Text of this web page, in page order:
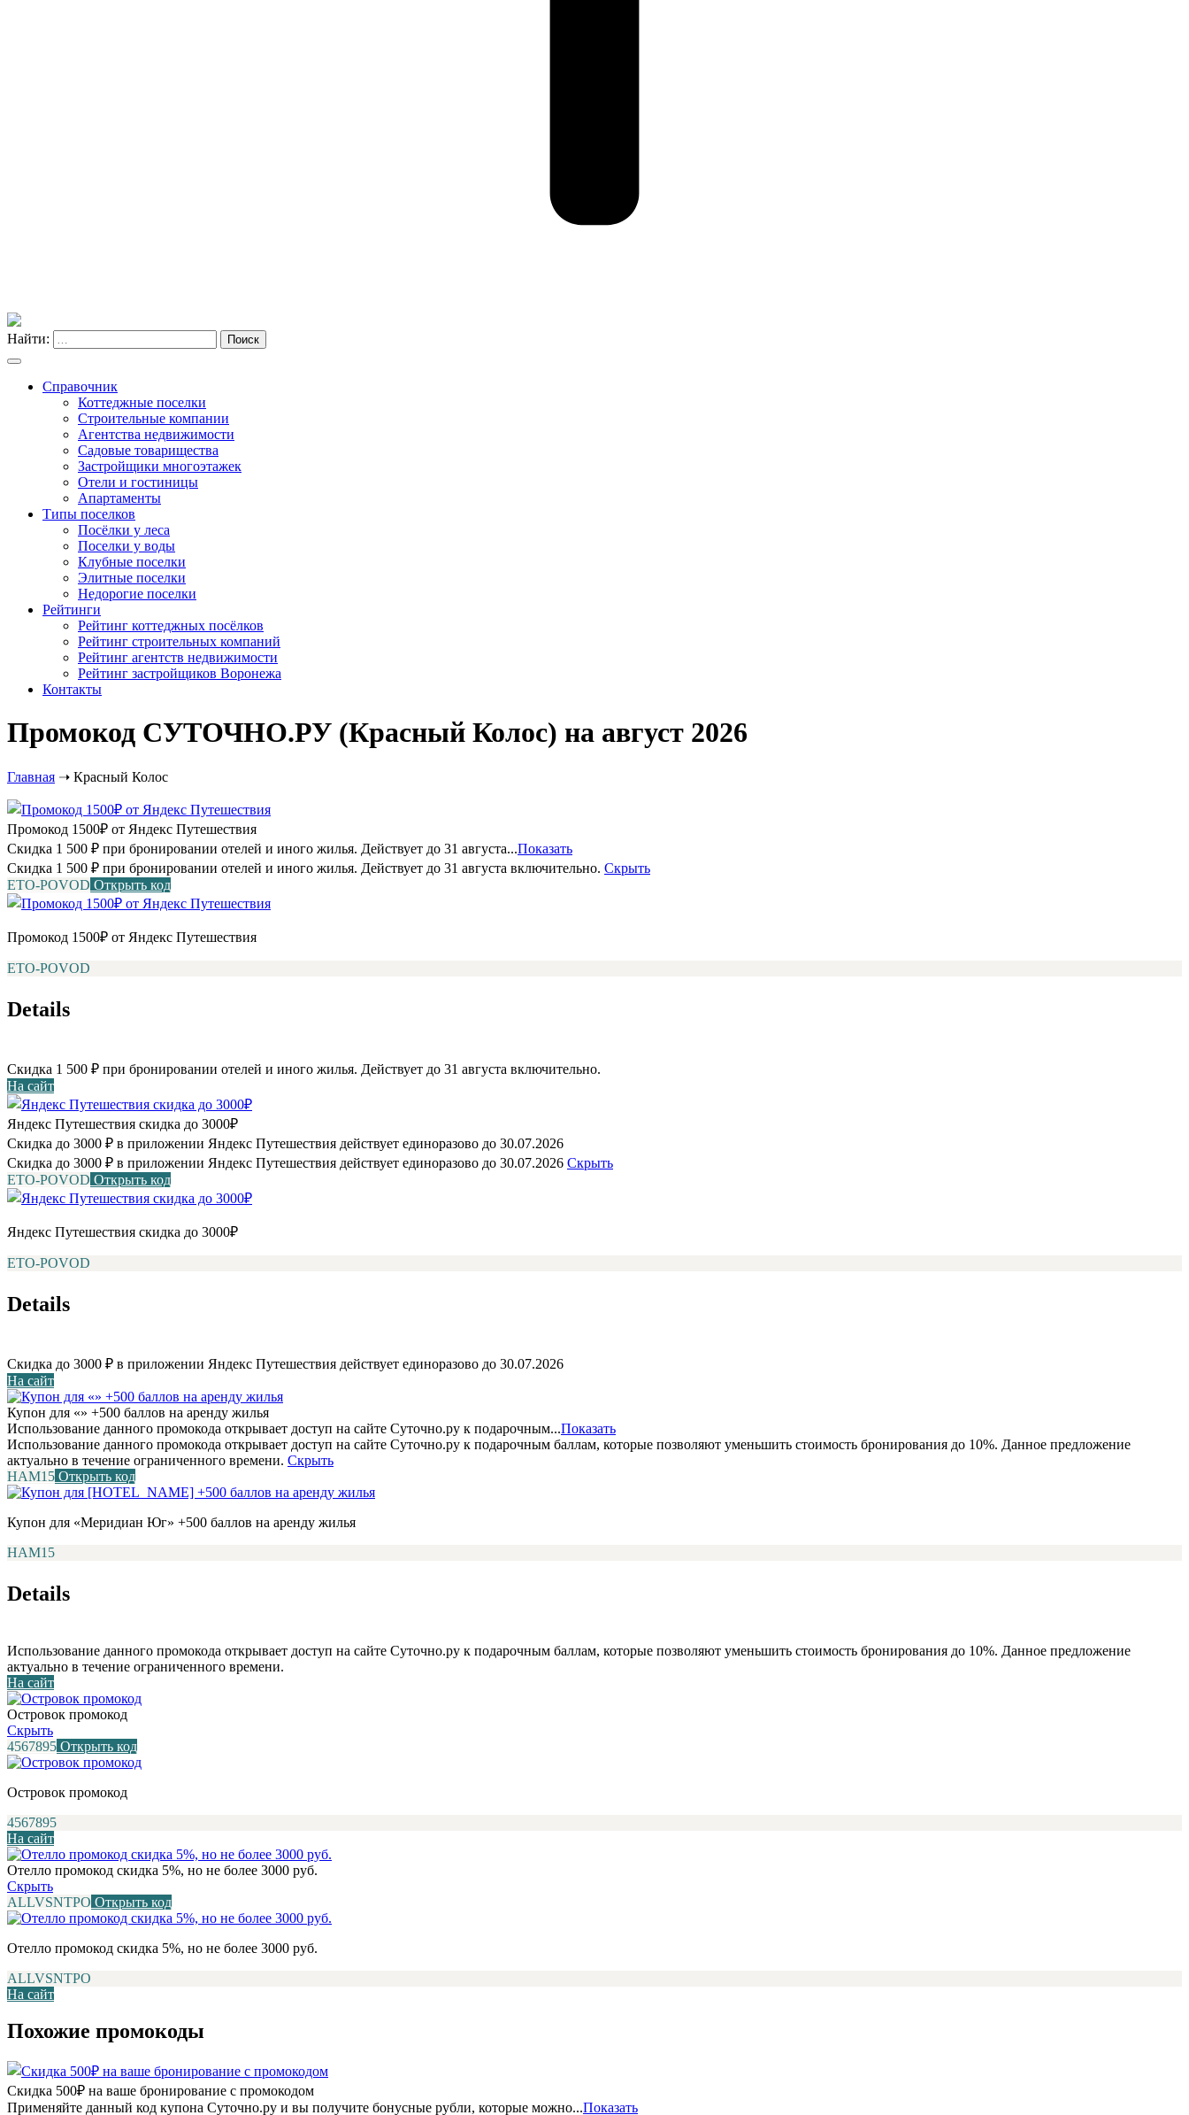
Найти: Поиск
Справочник
Коттеджные поселки
Строительные компании
Агентства недвижимости
Садовые товарищества
Застройщики многоэтажек
Отели и гостиницы
Апартаменты
Типы поселков
Посёлки у леса
Поселки у воды
Клубные поселки
Элитные поселки
Недорогие поселки
Рейтинги
Рейтинг коттеджных посёлков
Рейтинг строительных компаний
Рейтинг агентств недвижимости
Рейтинг застройщиков Воронежа
Контакты
Промокод СУТОЧНО.РУ (Красный Колос) на август 2026
Главная ➝ Красный Колос
Промокод 1500₽ от Яндекс Путешествия
Скидка 1 500 ₽ при бронировании отелей и иного жилья. Действует до 31 августа...Показать
Скидка 1 500 ₽ при бронировании отелей и иного жилья. Действует до 31 августа включительно. Скрыть
ETO-POVOD Открыть код
Промокод 1500₽ от Яндекс Путешествия
ETO-POVOD
Details
Скидка 1 500 ₽ при бронировании отелей и иного жилья. Действует до 31 августа включительно.
На сайт
Яндекс Путешествия скидка до 3000₽
Скидка до 3000 ₽ в приложении Яндекс Путешествия действует единоразово до 30.07.2026
Скидка до 3000 ₽ в приложении Яндекс Путешествия действует единоразово до 30.07.2026 Скрыть
ETO-POVOD Открыть код
Яндекс Путешествия скидка до 3000₽
ETO-POVOD
Details
Скидка до 3000 ₽ в приложении Яндекс Путешествия действует единоразово до 30.07.2026
На сайт
Купон для «» +500 баллов на аренду жилья
Использование данного промокода открывает доступ на сайте Суточно.ру к подарочным...Показать
Использование данного промокода открывает доступ на сайте Суточно.ру к подарочным баллам, которые позволяют уменьшить стоимость бронирования до 10%. Данное предложение
актуально в течение ограниченного времени. Скрыть
НАМ15 Открыть код
Купон для «Меридиан Юг» +500 баллов на аренду жилья
НАМ15
Details
Использование данного промокода открывает доступ на сайте Суточно.ру к подарочным баллам, которые позволяют уменьшить стоимость бронирования до 10%. Данное предложение
актуально в течение ограниченного времени.
На сайт
Островок промокод
Скрыть
4567895 Открыть код
Островок промокод
4567895
На сайт
Отелло промокод скидка 5%, но не более 3000 руб.
Скрыть
ALLVSNTPO Открыть код
Отелло промокод скидка 5%, но не более 3000 руб.
ALLVSNTPO
На сайт
Похожие промокоды
Скидка 500₽ на ваше бронирование с промокодом
Применяйте данный код купона Суточно.ру и вы получите бонусные рубли, которые можно...Показать